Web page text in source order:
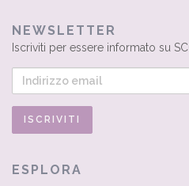
NEWSLETTER
Iscriviti per essere informato su
ESPLORA